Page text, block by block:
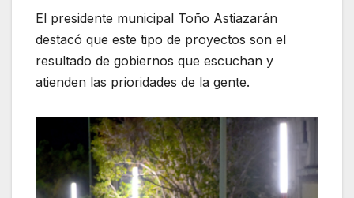
El presidente municipal Toño Astiazarán
destacó que este tipo de proyectos son el
resultado de gobiernos que escuchan y
atienden las prioridades de la gente.